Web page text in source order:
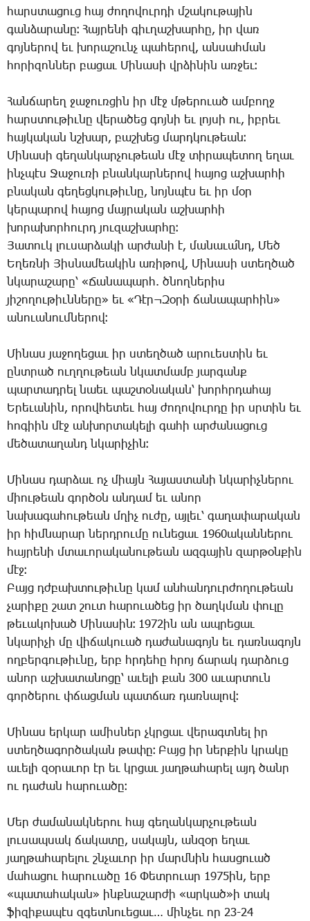
հարս­տա­ցուց հայ ժո­ղո­վուր­դի մշա­կու­թա­յին
գան­ձա­րա­նը։ ­Հայ­րե­նի գիւ­ղաշ­խար­հը, իր վառ
գոյ­նե­րով եւ խո­րա­շունչ պա­հե­րով, ան­սահ­ման
հո­րի­զոն­ներ բա­ցաւ ­Մի­նա­սի վրձի­նին առ­ջեւ։
Հան­ճա­րեղ ջա­ջուռ­ցին իր մէջ մթե­րո­ւած ամ­բողջ
հարս­տու­թիւ­նը վե­րա­ծեց գոյ­նի եւ լոյ­սի ու, իբ­րեւ
հայ­կա­կան նշխար, բաշ­խեց մարդ­կու­թեան։
Մի­նա­սի գե­ղան­կար­չու­թեան մէջ տի­րա­պե­տող ե­ղաւ
ինչ­պէս ­Ջա­ջու­ռի բնան­կար­նե­րով հա­յոց աշ­խար­հի
բնա­կան գե­ղեց­կու­թիւ­նը, նոյն­պէս եւ իր մօր
կեր­պա­րով հա­յոց մայ­րա­կան աշ­խար­հի
խո­րա­խոր­հուրդ յու­զաշ­խար­հը։
Յա­տուկ լու­սար­ձա­կի ար­ժա­նի է, մա­նա­ւա՛նդ, ­Մեծ
Ե­ղեռ­նի ­Յիս­նա­մեա­կին ա­ռի­թով, ­Մի­նա­սի ստեղ­ծած
նկա­րա­շա­րը՝ «­Ճա­նա­պարհ. ծնող­նե­րիս
յի­շո­ղու­թիւն­նե­րը» եւ «­Դէր¬­Զօ­րի ճա­նա­պար­հին»
ա­նո­ւա­նում­նե­րով։
Մի­նաս յա­ջո­ղե­ցաւ իր ստեղ­ծած ա­րո­ւես­տին եւ
ընտ­րած ուղ­ղու­թեան նկատ­մամբ յար­գանք
պար­տադ­րել նաեւ պաշ­տօ­նա­կան՝ խորհր­դա­հայ
Ե­րե­ւա­նին, ո­րով­հե­տեւ հայ ժո­ղո­վուր­դը իր սրտին եւ
հո­գիին մէջ ան­խոր­տա­կե­լի գա­հի ար­ժա­նա­ցուց
մե­ծա­տա­ղանդ նկա­րի­չին։
Մի­նաս դար­ձաւ ոչ միայն ­Հա­յաս­տա­նի նկա­րիչ­նե­րու
միու­թեան գոր­ծօն ան­դամ եւ ա­նոր
նա­խա­գա­հու­թեան մղիչ ու­ժը, այ­լեւ՝ գա­ղա­փա­րա­կան
իր հիմ­նա­րար ներդ­րու­մը ու­նե­ցաւ 1960ա­կան­նե­րու
հայ­րե­նի մտա­ւո­րա­կա­նու­թեան ազ­գա­յին զար­թօն­քին
մէջ։
Բայց դժբախ­տու­թիւ­նը կամ ան­հան­դուր­ժո­ղու­թեան
չա­րի­քը շատ շուտ հա­րո­ւա­ծեց իր ծաղկ­ման փու­լը
թե­ւա­կո­խած ­Մի­նա­սին։ 1972ին ան ապ­րե­ցաւ
նկա­րի­չի մը վի­ճա­կո­ւած դա­ժա­նա­գոյն եւ դառ­նա­գոյն
ող­բեր­գու­թիւ­նը, երբ հրդե­հը հրոյ ճա­րակ դար­ձուց
ա­նոր աշ­խա­տա­նո­ցը՝ ա­ւե­լի քան 300 ա­ւար­տուն
գոր­ծե­րու փճաց­ման պատ­ճառ դառ­նա­լով։
Մի­նաս եր­կար ա­միս­ներ չկրցաւ վե­րագտ­նել իր
ստեղ­ծա­գոր­ծա­կան թա­փը։ ­Բայց իր ներ­քին կրա­կը
ա­ւե­լի զօ­րա­ւոր էր եւ կրցաւ յաղ­թա­հա­րել այդ ծանր
ու դա­ժան հա­րո­ւա­ծը։
Մեր ժա­մա­նակ­նե­րու հայ գե­ղան­կար­չու­թեան
լու­սապ­սակ ճա­կա­տը, սա­կայն, ան­զօր ե­ղաւ
յաղ­թա­հա­րե­լու շնչա­ւոր իր մարմ­նին հաս­ցո­ւած
մա­հա­ցու հա­րո­ւա­ծը 16 ­Փետ­րո­ւար 1975ին, երբ
«պա­տա­հա­կան» ինք­նա­շար­ժի «ար­կած»ի տակ
ֆի­զի­քա­պէս զգետնուե­ցաւ… մին­չեւ որ 23-24